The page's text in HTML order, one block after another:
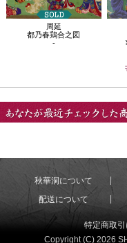
周延
都乃春鶏合之図
-
秋華洞について
配送について
特定商取
Copyright (C) 2026